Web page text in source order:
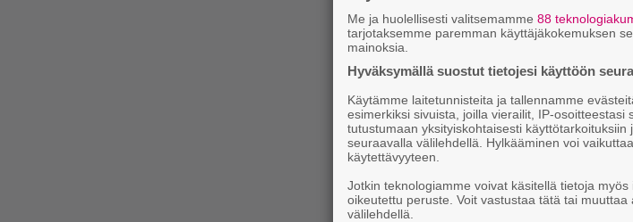
Me ja huolellisesti valitsemamme 88
tarjotaksemme paremman käyttäjäkokemuksen
mainoksia.
Hyväksymällä suostut tietojesi käyttöön
Käytämme laitetunnisteita ja tallennamme
esimerkiksi sivuista, joilla vierailit, IP-osoitteestasi
tutustumaan yksityiskohtaisesti
seuraavalla välilehdellä. Hylkääminen voi
käytettävyyteen.
Jotkin teknologiamme voivat käsitellä tietoja
oikeutettu peruste. Voit vastustaa tätä tai
välilehdellä.